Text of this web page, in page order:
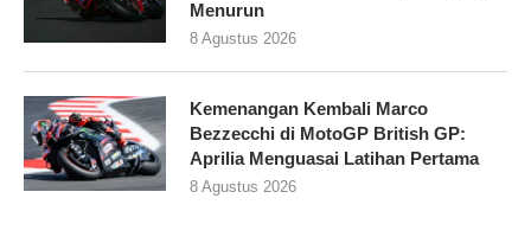
Menurun
8 Agustus 2026
Kemenangan Kembali Marco
Bezzecchi di MotoGP British GP:
Aprilia Menguasai Latihan Pertama
8 Agustus 2026